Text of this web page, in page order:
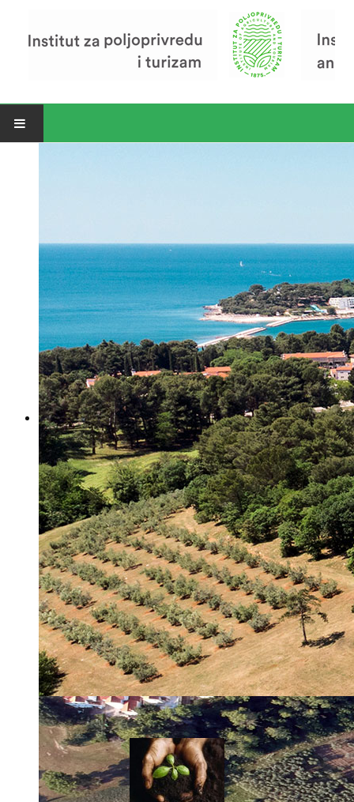
Zavod za poljoprivredu i prehranu
Zavod za ekonomiku i razvoj poljoprivrede
Zavod za turizam
Pokusno poljoprivredno imanje
Zaposlenici
Euraxess
Misija i vizija
Upravno Vijeće
Rad Upravnog vijeća
Znanstveno Vijeće
Rad Znanstvenog vijeća
Etičko povjerenstvo
Etički kodeks
Financiranje
Proračun
Potpore
PROGRAMSKO FINANCIRANJE
Izvještavanje po uredbi
Projekti Instituta
Dialogue4Tourism
REVIVE
WASTEREDUCE
MITOMED+
WINTERMED
CASTWATER
INHERIT
CONSUMLESS PLUS
IstraOILFest
ARHIVA PROJEKATA
IstraECOinclusive
Izdavačka djelatnost
Izbor u znanstvena zvanja